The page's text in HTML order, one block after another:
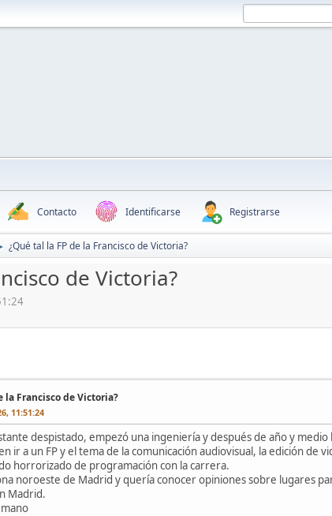
Contacto Identificarse Registrarse
¿Qué tal la FP de la Francisco de Victoria?
de Victoria?
la Francisco de Victoria?
11:51:24
despistado, empezó una ingeniería y después de año y medio
ir a un FP y el tema de la comunicación audiovisual, la edición de
horrorizado de programación con la carrera.
noroeste de Madrid y quería conocer opiniones sobre lugares
Madrid.